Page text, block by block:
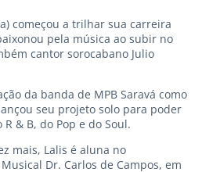
começou a trilhar sua carreira
pela música ao subir no
cantor sorocabano Julio
da banda de MPB Saravá como
seu projeto solo para poder
& B, do Pop e do Soul.
mais, Lalis é aluna no
Dr. Carlos de Campos, em